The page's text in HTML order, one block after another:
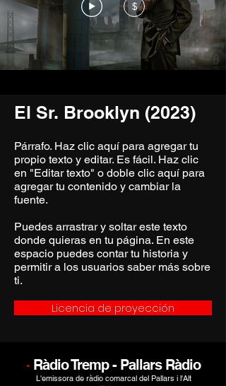
$
El Sr. Brooklyn (2023)
Párrafo. Haz clic aquí para agregar tu
propio texto y editar. Es fácil. Haz clic
en "Editar texto" o doble clic aquí para
agregar tu contenido y cambiar la
fuente.
Puedes arrastrar y soltar este texto
donde quieras en tu página. En este
espacio puedes contar tu historia y
permitir a los usuarios saber más sobre
ti.
Licencia de proyección
· Ràdio Tremp - Pallars Ràdio
L'emissora de ràdio comarcal del Pallars i l'Alt